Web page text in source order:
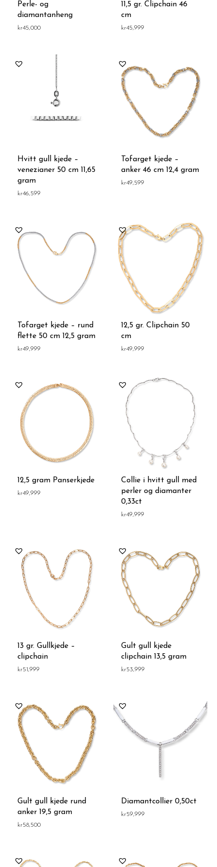
Perle- og
diamantanheng
kr45,000
11,5 gr. Clipchain 46
cm
kr45,999
Hvitt gull kjede –
venezianer 50 cm 11,65
gram
kr46,599
Tofarget kjede –
anker 46 cm 12,4 gram
kr49,599
Tofarget kjede – rund
flette 50 cm 12,5 gram
kr49,999
12,5 gr. Clipchain 50
cm
kr49,999
12,5 gram Panserkjede
kr49,999
Collie i hvitt gull med
perler og diamanter
0,33ct
kr49,999
13 gr. Gullkjede –
clipchain
kr51,999
Gult gull kjede
clipchain 13,5 gram
kr53,999
Gult gull kjede rund
anker 19,5 gram
kr58,500
Diamantcollier 0,50ct
kr59,999